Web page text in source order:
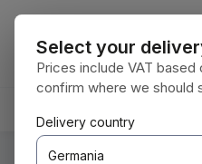
la conținutul principal
Sari la căutare
Sari la navigarea principală
Select your
Prices include VAT
confirm where we should
Delivery country